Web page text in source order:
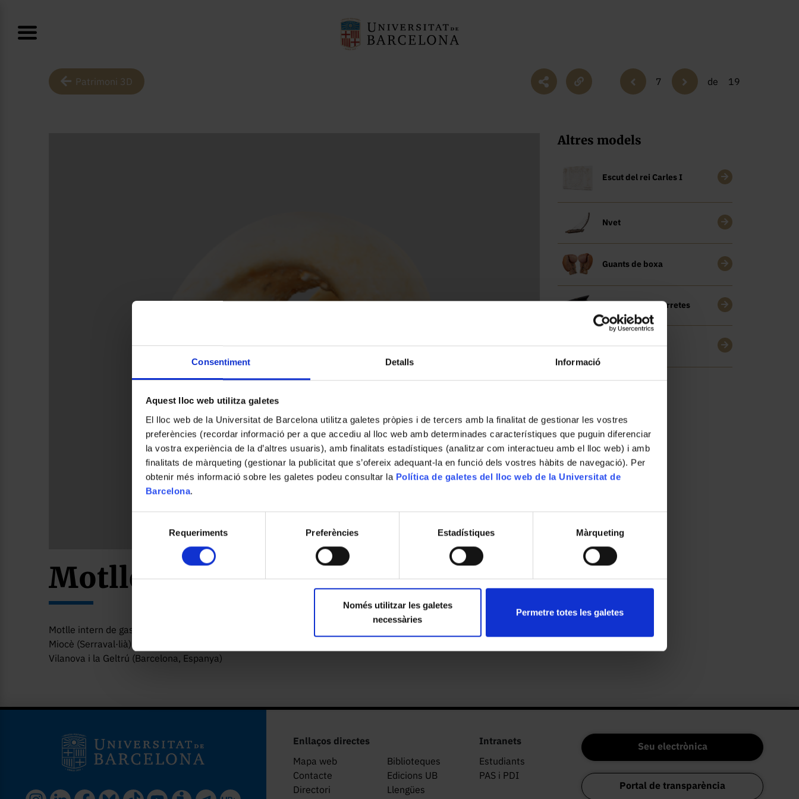
Consentiment Detalls Informació
Aquest lloc web utilitza galetes
El lloc web de la Universitat de Barcelona utilitza galetes pròpies i de tercers amb la finalitat de gestionar les vostres
preferències (recordar informació per a que accediu al lloc web amb determinades característiques que puguin diferenciar
la vostra experiència de la d’altres usuaris), amb finalitats estadístiques (analitzar com interactueu amb el lloc web) i amb
finalitats de màrqueting (gestionar la publicitat que s’ofereix adequant-la en funció dels vostres hàbits de navegació). Per
obtenir més informació sobre les galetes podeu consultar la Política de galetes del lloc web de la Universitat de
Barcelona.
Requeriments Preferències Estadístiques Màrqueting
Només utilitzar les galetes
necessàries
Permetre totes les galetes
Patrimoni 3D 7 de 19
Motlle intern de gasteròpode
Motlle intern de gasteròpode amb estructures de bioerosió (Caulostrepsis taeniola i Entobia geometrica)
Miocè (Serraval·lià)
Vilanova i la Geltrú (Barcelona, Espanya)
Altres models
Escut del rei Carles I
Nvet
Guants de boxa
Petaca amb cigarretes
Kwa
Enllaços directes
Mapa web
Biblioteques
Contacte
Edicions UB
Directori
Llengües
Intranets
Estudiants
PAS i PDI
Seu electrònica
Portal de transparència